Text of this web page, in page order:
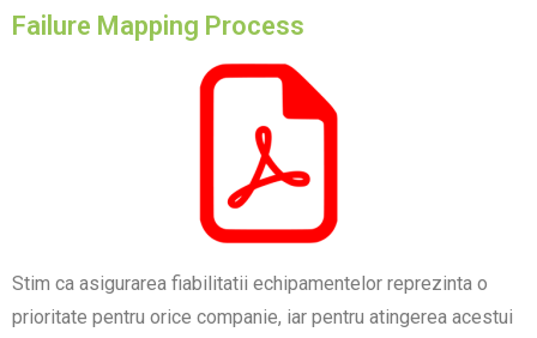
Failure Mapping Process
Stim ca asigurarea fiabilitatii echipamentelor reprezinta o
prioritate pentru orice companie, iar pentru atingerea acestui